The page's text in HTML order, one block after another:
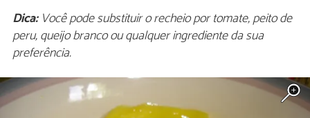
Dica:Você pode substituir o recheio por tomate, peito de
peru, queijo branco ou qualquer ingrediente da sua
preferência.